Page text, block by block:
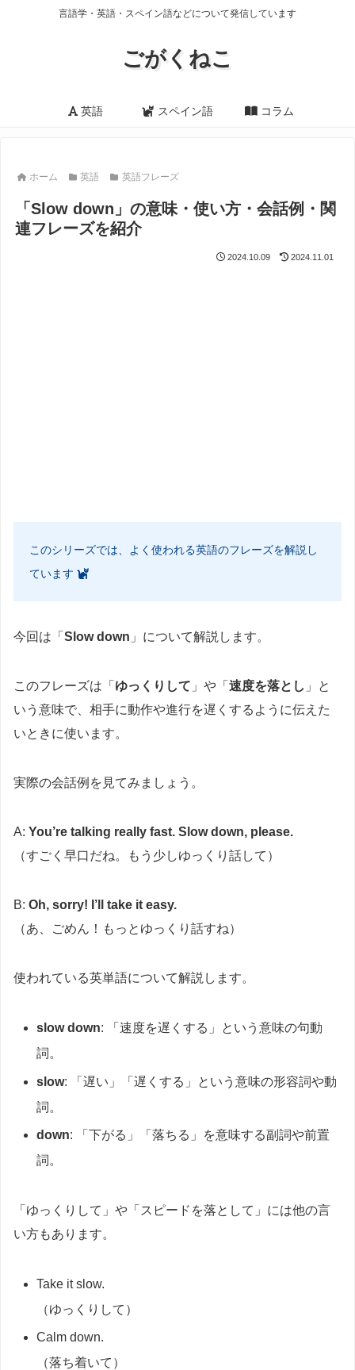
言語学・英語・スペイン語などについて発信しています
ごがくねこ
英語 スペイン語 コラム
ホーム 英語 英語フレーズ
「Slow down」の意味・使い方・会話例・関
連フレーズを紹介
2024.10.09 2024.11.01
このシリーズでは、よく使われる英語のフレーズを解説し
ています
今回は「 Slow down 」について解説します。
このフレーズは「 ゆっくりして 」や「 速度を落とし 」と
いう意味で、相手に動作や進行を遅くするように伝えた
いときに使います。
実際の会話例を見てみましょう。
A: You’re talking really fast. Slow down, please.
（すごく早口だね。もう少しゆっくり話して）
B: Oh, sorry! I’ll take it easy.
（あ、ごめん！もっとゆっくり話すね）
使われている英単語について解説します。
slow down: 「速度を遅くする」という意味の句動
詞。
slow: 「遅い」「遅くする」という意味の形容詞や動
詞。
down: 「下がる」「落ちる」を意味する副詞や前置
詞。
「ゆっくりして」や「スピードを落として」には他の言
い方もあります。
Take it slow.
（ゆっくりして）
Calm down.
（落ち着いて）